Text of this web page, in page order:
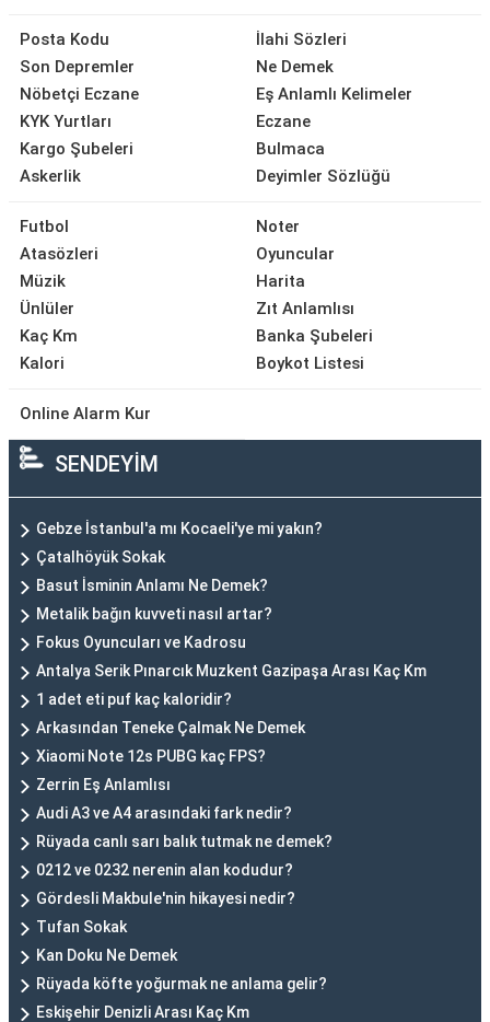
Posta Kodu
Son Depremler
Nöbetçi Eczane
KYK Yurtları
Kargo Şubeleri
Askerlik
İlahi Sözleri
Ne Demek
Eş Anlamlı Kelimeler
Eczane
Bulmaca
Deyimler Sözlüğü
Futbol
Atasözleri
Müzik
Ünlüler
Kaç Km
Kalori
Noter
Oyuncular
Harita
Zıt Anlamlısı
Banka Şubeleri
Boykot Listesi
Online Alarm Kur
SENDEYİM
Gebze İstanbul'a mı Kocaeli'ye mi yakın?
Çatalhöyük Sokak
Basut İsminin Anlamı Ne Demek?
Metalik bağın kuvveti nasıl artar?
Fokus Oyuncuları ve Kadrosu
Antalya Serik Pınarcık Muzkent Gazipaşa Arası Kaç Km
1 adet eti puf kaç kaloridir?
Arkasından Teneke Çalmak Ne Demek
Xiaomi Note 12s PUBG kaç FPS?
Zerrin Eş Anlamlısı
Audi A3 ve A4 arasındaki fark nedir?
Rüyada canlı sarı balık tutmak ne demek?
0212 ve 0232 nerenin alan kodudur?
Gördesli Makbule'nin hikayesi nedir?
Tufan Sokak
Kan Doku Ne Demek
Rüyada köfte yoğurmak ne anlama gelir?
Eskişehir Denizli Arası Kaç Km